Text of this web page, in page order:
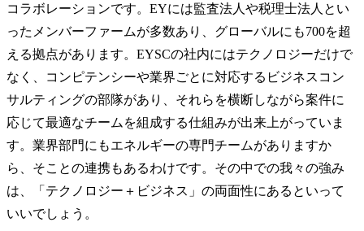
コラボレーションです。EYには監査法人や税理士法人とい
ったメンバーファームが多数あり、グローバルにも700を超
える拠点があります。EYSCの社内にはテクノロジーだけで
なく、コンピテンシーや業界ごとに対応するビジネスコン
サルティングの部隊があり、それらを横断しながら案件に
応じて最適なチームを組成する仕組みが出来上がっていま
す。業界部門にもエネルギーの専門チームがありますか
ら、そことの連携もあるわけです。その中での我々の強み
は、「テクノロジー＋ビジネス」の両面性にあるといって
いいでしょう。